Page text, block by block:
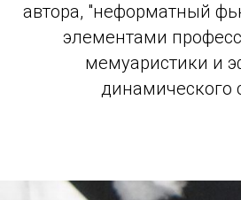
автора, "неформатный
элементами
мемуаристики и
динамического